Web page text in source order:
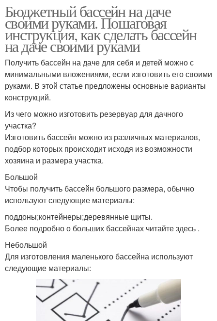
Бюджетный бассейн на даче
своими руками. Пошаговая
инструкция, как сделать бассейн
на даче своими руками
Получить бассейн на даче для себя и детей можно с
минимальными вложениями, если изготовить его своими
руками. В этой статье предложены основные варианты
конструкций.
Из чего можно изготовить резервуар для дачного
участка?
Изготовить бассейн можно из различных материалов,
подбор которых происходит исходя из возможности
хозяина и размера участка.
Большой
Чтобы получить бассейн большого размера, обычно
используют следующие материалы:
поддоны;контейнеры;деревянные щиты.
Более подробно о больших бассейнах читайте здесь .
Небольшой
Для изготовления маленького бассейна используют
следующие материалы: